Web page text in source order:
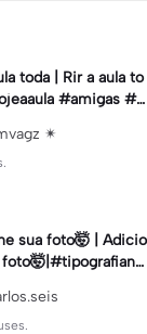
| Rir a aula to
#amigas #tr
#melhoresamiga
✴︎
sua foto🤯 | Adicio
foto🤯|#tipografiano
#tipografia